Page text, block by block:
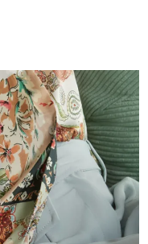
skincare
for young skin
toothbrush
aging
護理
scalp massager
年輕化
Therapy
計送達日期08/08/2026
計送達日期12/08/2026
計送達日期 08/08/2026
計送達日期 09/08/2026